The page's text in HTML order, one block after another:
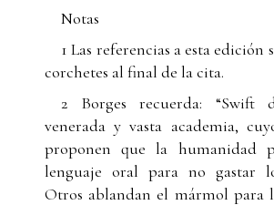
Notas
1 Las referencias a esta edición
corchetes al final de la cita.
2 Borges recuerda: “Swift
venerada y vasta academia,
proponen que la humanidad
lenguaje oral para no gastar
Otros ablandan el mármol para